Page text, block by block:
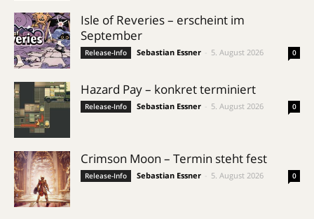
Isle of Reveries – erscheint im
September
Release-Info Sebastian Essner 5. August 2026 0
Hazard Pay – konkret terminiert
Release-Info Sebastian Essner 5. August 2026 0
Crimson Moon – Termin steht fest
Release-Info Sebastian Essner 5. August 2026 0